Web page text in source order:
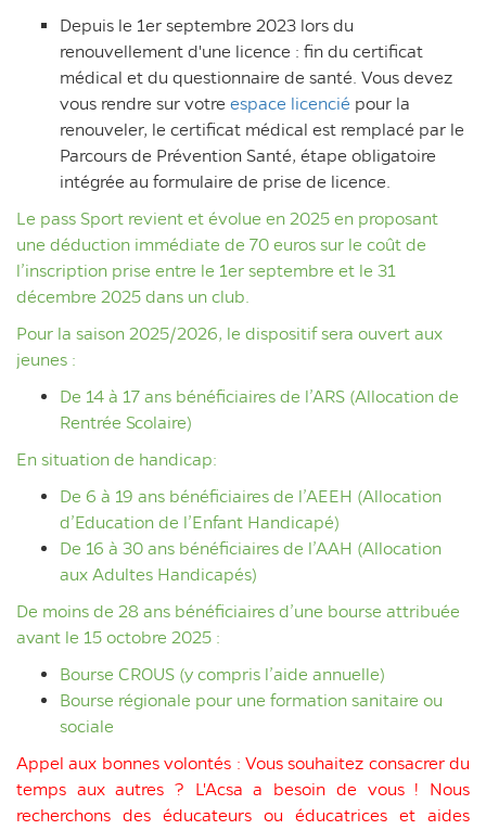
Depuis le 1er septembre 2023 lors du
renouvellement d'une licence : fin du certificat
médical et du questionnaire de santé. Vous devez
vous rendre sur votre espace licencié pour la
renouveler, le certificat médical est remplacé par le
Parcours de Prévention Santé, étape obligatoire
intégrée au formulaire de prise de licence.
Le pass Sport revient et évolue en 2025 en proposant
une déduction immédiate de 70 euros sur le coût de
l’inscription prise entre le 1er septembre et le 31
décembre 2025 dans un club.
Pour la saison 2025/2026, le dispositif sera ouvert aux
jeunes :
De 14 à 17 ans bénéficiaires de l’ARS (Allocation de
Rentrée Scolaire)
En situation de handicap:
De 6 à 19 ans bénéficiaires de l’AEEH (Allocation
d’Education de l’Enfant Handicapé)
De 16 à 30 ans bénéficiaires de l’AAH (Allocation
aux Adultes Handicapés)
De moins de 28 ans bénéficiaires d’une bourse attribuée
avant le 15 octobre 2025 :
Bourse CROUS (y compris l’aide annuelle)
Bourse régionale pour une formation sanitaire ou
sociale
Appel aux bonnes volontés : Vous souhaitez consacrer du
temps aux autres ? L'Acsa a besoin de vous ! Nous
recherchons des éducateurs ou éducatrices et aides